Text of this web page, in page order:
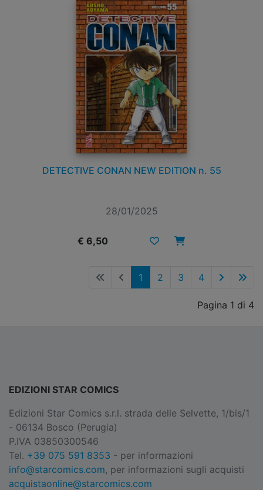
DETECTIVE CONAN NEW EDITION n. 55
28/01/2025
€ 6,50
1 2 3 4
Pagina 1 di 4
EDIZIONI STAR COMICS
Edizioni Star Comics s.r.l. strada delle Selvette, 1/bis/1
- 06134 Bosco (Perugia)
P.IVA 03850300546
Tel. +39 075 591 8353 - per informazioni
info@starcomics.com, per informazioni sugli acquisti
acquistaonline@starcomics.com